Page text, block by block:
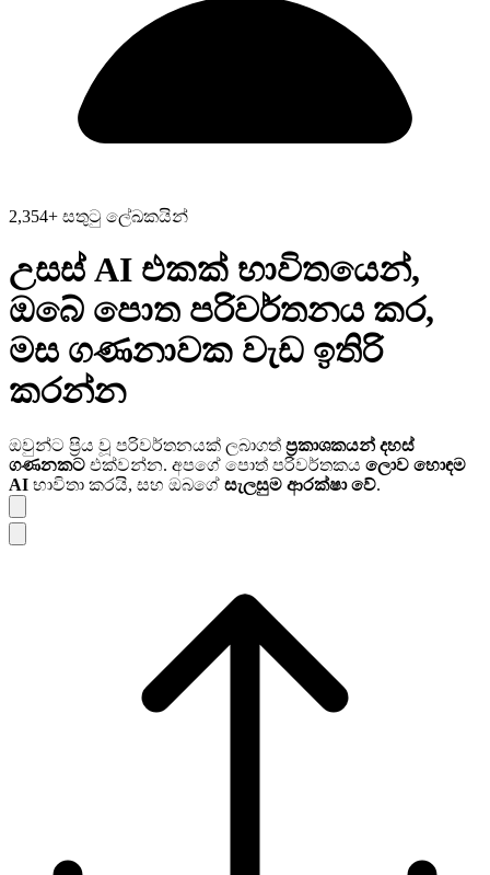
2,354+ සතුටු ලේඛකයින්
උසස් AI එකක් භාවිතයෙන්,
ඔබේ පොත පරිවර්තනය කර,
මස ගණනාවක වැඩ ඉතිරි
කරන්න
ඔවුන්ට ප්‍රිය වූ පරිවර්තනයක් ලබාගත් ප්‍රකාශකයන් දහස්
ගණනකට එක්වන්න. අපගේ පොත් පරිවර්තකය ලොව හොඳම
AI භාවිතා කරයි, සහ ඔබගේ සැලසුම ආරක්ෂා වේ.